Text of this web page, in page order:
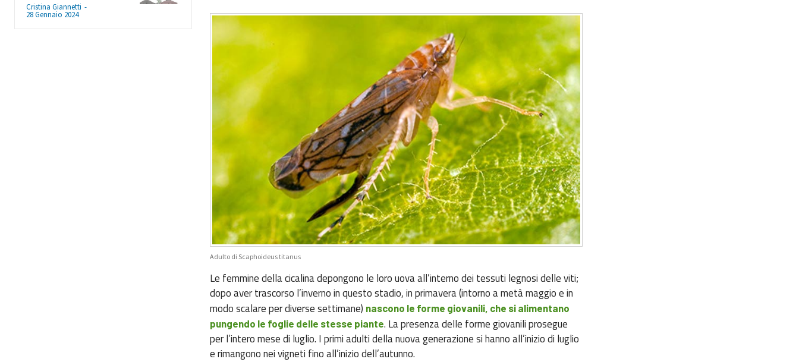
Cristina Giannetti -
28 Gennaio 2024
Adulto di Scaphoideus titanus
Le femmine della cicalina depongono le loro uova all’interno dei tessuti legnosi delle viti;
dopo aver trascorso l’inverno in questo stadio, in primavera (intorno a metà maggio e in
modo scalare per diverse settimane) nascono le forme giovanili, che si alimentano
pungendo le foglie delle stesse piante. La presenza delle forme giovanili prosegue
per l’intero mese di luglio. I primi adulti della nuova generazione si hanno all’inizio di luglio
e rimangono nei vigneti fino all’inizio dell’autunno.